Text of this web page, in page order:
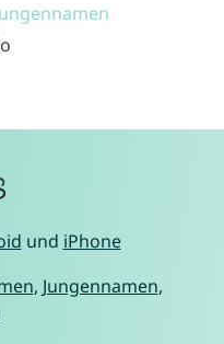
und iPhone
, Jungennamen,